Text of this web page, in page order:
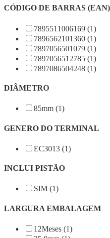
CÓDIGO DE BARRAS (EAN)
7895511006169 (1)
7896562101360 (1)
7897056501079 (1)
7897056512785 (1)
7897086504248 (1)
DIÂMETRO
85mm (1)
GENERO DO TERMINAL
EC3013 (1)
INCLUI PISTÃO
SIM (1)
LARGURA EMBALAGEM
12Meses (1)